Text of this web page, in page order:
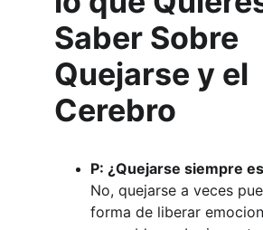
Saber Sobre
Quejarse y el
Cerebro
P: ¿Quejarse siempre
No, quejarse a veces
forma de liberar